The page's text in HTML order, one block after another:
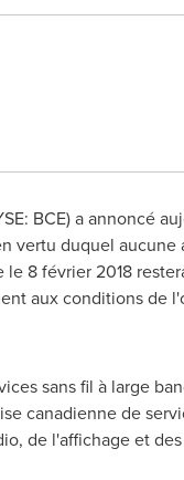
BCE) a annoncé
vertu duquel
8 février 2018
aux conditions de
sans fil à large
canadienne de
de l'affichage et